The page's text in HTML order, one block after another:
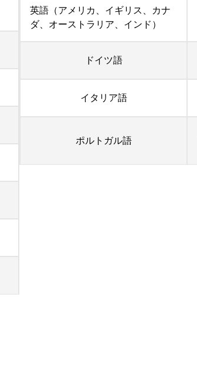
英語（アメリカ、イギリス、カナ
ダ、オーストラリア、インド）
ドイツ語
イタリア語
ポルトガル語